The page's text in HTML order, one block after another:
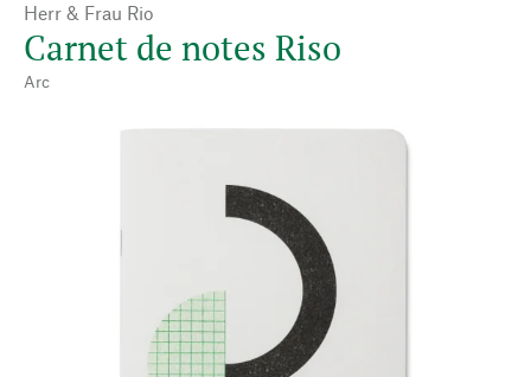
Herr & Frau Rio
Carnet de notes Riso
Arc